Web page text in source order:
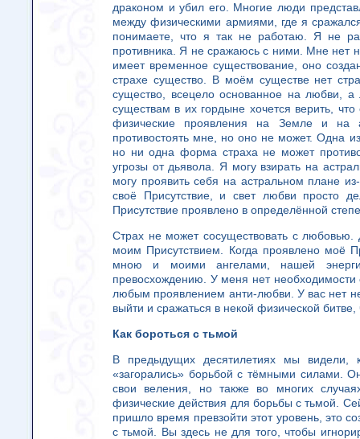
драконом и убил его. Многие люди
между физическими армиями, где я
понимаете, что я так не работаю. Я не
противника. Я не сражаюсь с ними. Мне нет
имеет временное существование, оно
страхе существо. В моём существе нет
существо, всецело основанное на любви,
существам в их гордыне хочется верить, что
физические проявления на Земле и на
противостоять мне, но оно не может. Одна
но ни одна форма страха не может
угрозы от дьявола. Я могу взирать на
могу проявить себя на астральном плане
своё Присутствие, и свет любви просто
Присутствие проявлено в определённой
Страх не может сосуществовать с любовью.
моим Присутствием. Когда проявлено моё
мною и моими ангелами, нашей
превосхождению. У меня нет
любым проявлением анти-любви. У вас нет
выйти и сражаться в некой физической
Как бороться с тьмой
В предыдущих десятилетиях мы видели,
«загорались» борьбой с тёмными силами.
свои веления, но также во многих
физические действия для борьбы с тьмой.
пришло время превзойти этот уровень, это
с тьмой. Вы здесь не для того, чтобы